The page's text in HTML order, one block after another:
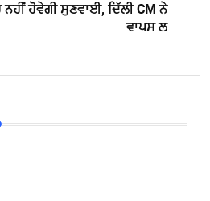
ਹੋਵੇਗੀ ਸੁਣਵਾਈ, ਦਿੱਲੀ CM ਨੇ
ਵਾਪਸ ਲ